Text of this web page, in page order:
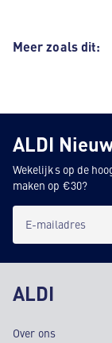
Meer zoals dit:
ALDI
Wekelijks op de
maken op €30?
E-mailadres
ALDI
Over ons